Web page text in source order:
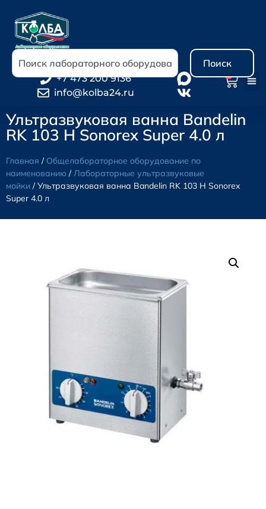
Поиск
+7 473 200 9136
info@kolba24.ru
Ультразвуковая ванна Bandelin
RK 103 H Sonorex Super 4.0 л
Главная / Общелабораторное оборудование по
наименованию /Лабораторные ультразвуковые
мойки / Ультразвуковая ванна Bandelin RK 103 H Sonorex
Super 4.0 л